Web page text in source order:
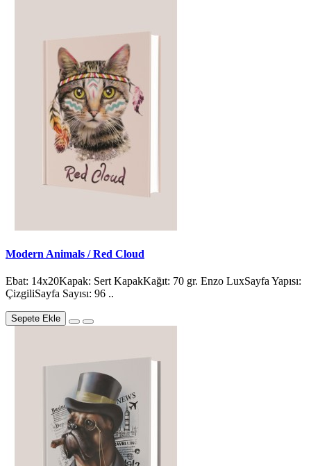
Modern Animals / Red Cloud
Ebat: 14x20Kapak: Sert KapakKağıt: 70 gr. Enzo LuxSayfa Yapısı:
ÇizgiliSayfa Sayısı: 96 ..
Sepete Ekle